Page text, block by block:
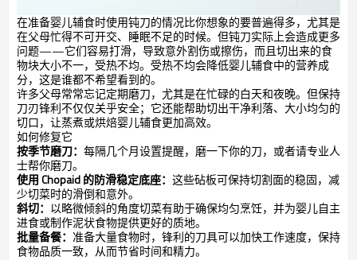
在准备婴儿辅食时使用钝刀的情况比你想象的要普遍得多，尤其是
在父母忙得不可开交、睡眠不足的时候。但钝刀实际上会造成更多
问题——它们容易打滑，导致意外割伤或擦伤，而且切出来的食
物块大小不一，受热不均。受热不均会降低婴儿辅食中的营养成
分，这是谁都不希望看到的。
许多父母常常忘记定期磨刀，尤其是在忙碌的白天和夜晚。但保持
刀刃锋利不仅仅关乎安全；它还能帮助切出干净利落、大小均匀的
切口，让蒸煮或烘焙婴儿辅食更加高效。
如何修复它
按季节磨刀： 每隔几个月设置提醒，磨一下你的刀，或者请专业人
士帮你磨刀。
使用 Chopaid 的防滑稳定底座： 这些砧板可保持切割面的稳固，减
少切菜时的滑倒和意外。
斜切： 以略微倾斜的角度切菜有助于确保均匀烹饪，并为婴儿自主
进食或制作泥状食物提供更好的质地。
批量备餐： 准备大量食物时，锋利的刀具可以加快工作速度，保持
食物品质一致，从而节省时间和精力。